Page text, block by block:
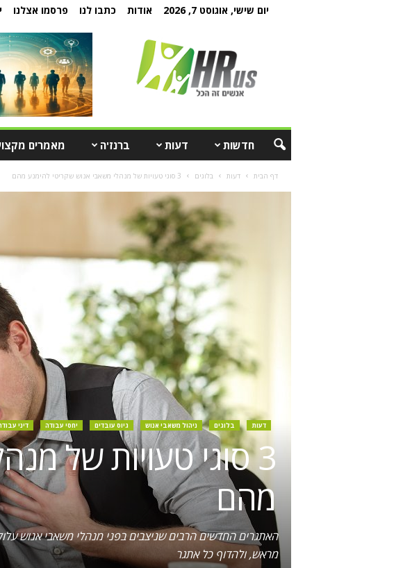
יום שישי, אוגוסט 7, 2026 אודות כתבו לנו פרסמו אצלנו
חדשות דעות ברנז'ה מאמרים
דף הבית דעות בלוגים 3 סוגי טעויות של מנהלי משאבי אנוש שקריטי להימנע מהם
דעות בלוגים ניהול משאבי אנוש גיוס עובדים יחסי עבודה דיני
3 סוגי טעויות של
מהם
האתגרים החדשים הרבים שניצבים בפני מנהלי משאבי אנוש
מראש, ולהדוף כל אתגר